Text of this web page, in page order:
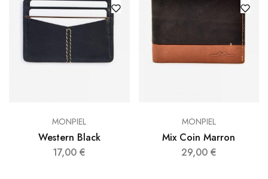
MONPIEL
Western Black
17,00€
MONPIEL
Mix Coin Marron
29,00 €